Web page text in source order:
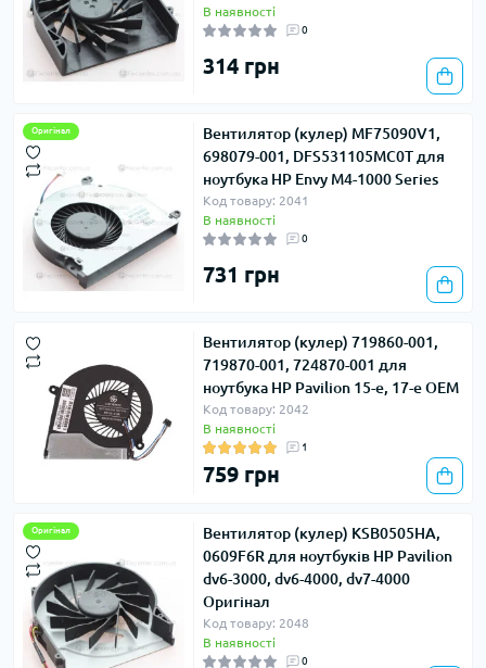
В наявності
0
314 грн
Оригінал
Вентилятор (кулер) MF75090V1,
698079-001, DFS531105MC0T для
ноутбука HP Envy M4-1000 Series
Код товару: 2041
В наявності
0
731 грн
Вентилятор (кулер) 719860-001,
719870-001, 724870-001 для
ноутбука HP Pavilion 15-e, 17-e OEM
Код товару: 2042
В наявності
1
759 грн
Оригінал
Вентилятор (кулер) KSB0505HA,
0609F6R для ноутбуків HP Pavilion
dv6-3000, dv6-4000, dv7-4000
Оригінал
Код товару: 2048
В наявності
0